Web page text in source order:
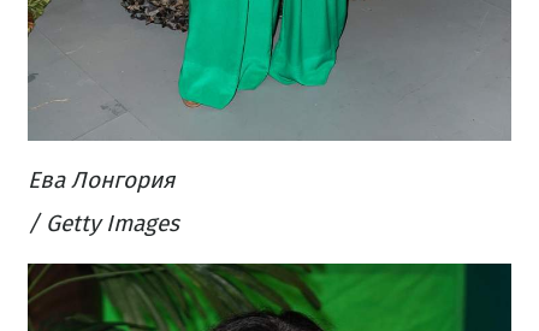
Ева Лонгория
/ Getty Images